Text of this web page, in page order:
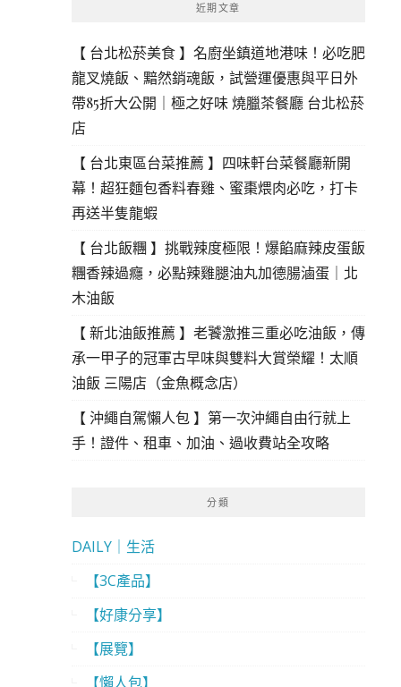
近期文章
【 台北松菸美食 】名廚坐鎮道地港味！必吃肥
龍叉燒飯、黯然銷魂飯，試營運優惠與平日外
帶85折大公開｜極之好味 燒臘茶餐廳 台北松菸
店
【 台北東區台菜推薦 】四味軒台菜餐廳新開
幕！超狂麵包香料春雞、蜜棗煨肉必吃，打卡
再送半隻龍蝦
【 台北飯糰 】挑戰辣度極限！爆餡麻辣皮蛋飯
糰香辣過癮，必點辣雞腿油丸加德腸滷蛋｜北
木油飯
【 新北油飯推薦 】老饕激推三重必吃油飯，傳
承一甲子的冠軍古早味與雙料大賞榮耀！太順
油飯 三陽店（金魚概念店）
【 沖繩自駕懶人包 】第一次沖繩自由行就上
手！證件、租車、加油、過收費站全攻略
分類
DAILY｜生活
【3C產品】
【好康分享】
【展覽】
【懶人包】